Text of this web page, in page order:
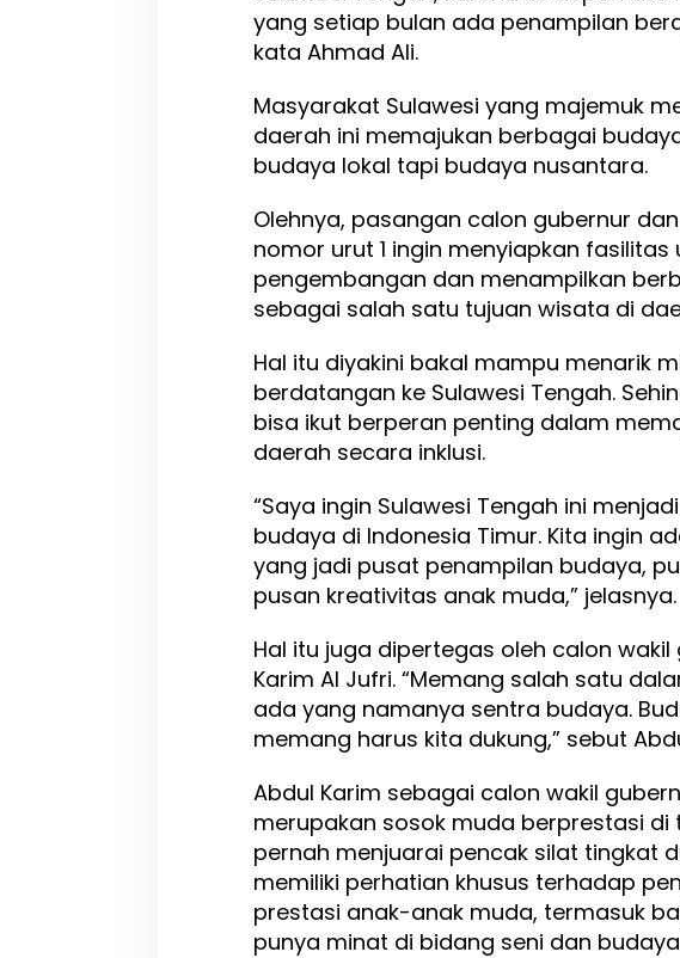
l
t
n
g
yang setiap bulan ada penampilan
kata Ahmad Ali.
Masyarakat Sulawesi yang majemuk
daerah ini memajukan berbagai
budaya lokal tapi budaya nusantara.
Olehnya, pasangan calon gubernur
nomor urut 1 ingin menyiapkan fasilitas
pengembangan dan menampilkan
sebagai salah satu tujuan wisata di
Hal itu diyakini bakal mampu menarik
berdatangan ke Sulawesi Tengah.
bisa ikut berperan penting dalam
daerah secara inklusi.
“Saya ingin Sulawesi Tengah ini
budaya di Indonesia Timur. Kita ingin
yang jadi pusat penampilan budaya,
pusan kreativitas anak muda,” jelasnya.
Hal itu juga dipertegas oleh calon wakil
Karim Al Jufri. “Memang salah satu
ada yang namanya sentra budaya.
memang harus kita dukung,” sebut
Abdul Karim sebagai calon wakil
merupakan sosok muda berprestasi di
pernah menjuarai pencak silat tingkat
memiliki perhatian khusus terhadap
prestasi anak-anak muda, termasuk
punya minat di bidang seni dan